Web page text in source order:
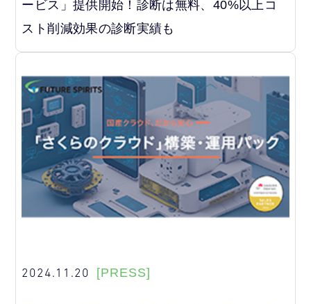
ービス」提供開始！診断は無料、40%以上コ
スト削減効果の診断実績も
2024.11.20 [PRESS]